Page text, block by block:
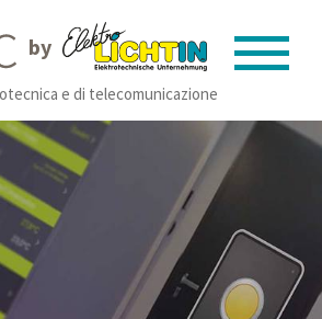
by
e di telecomunicazione